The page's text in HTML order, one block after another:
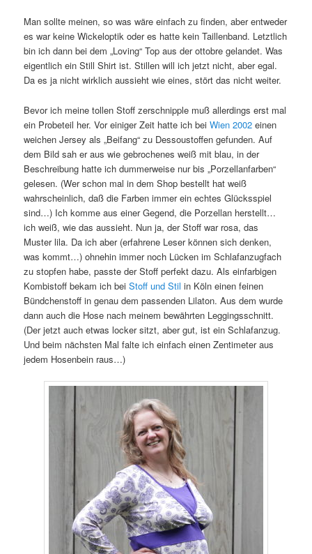
Man sollte meinen, so was wäre einfach zu finden, aber entweder
es war keine Wickeloptik oder es hatte kein Taillenband. Letztlich
bin ich dann bei dem „Loving“ Top aus der ottobre gelandet. Was
eigentlich ein Still Shirt ist. Stillen will ich jetzt nicht, aber egal.
Da es ja nicht wirklich aussieht wie eines, stört das nicht weiter.
Bevor ich meine tollen Stoff zerschnipple muß allerdings erst mal
ein Probeteil her. Vor einiger Zeit hatte ich beiWien 2002 einen
weichen Jersey als „Beifang“ zu Dessoustoffen gefunden. Auf
dem Bild sah er aus wie gebrochenes weiß mit blau, in der
Beschreibung hatte ich dummerweise nur bis „Porzellanfarben“
gelesen. (Wer schon mal in dem Shop bestellt hat weiß
wahrscheinlich, daß die Farben immer ein echtes Glücksspiel
sind…) Ich komme aus einer Gegend, die Porzellan herstellt…
ich weiß, wie das aussieht. Nun ja, der Stoff war rosa, das
Muster lila. Da ich aber (erfahrene Leser können sich denken,
was kommt…) ohnehin immer noch Lücken im Schlafanzugfach
zu stopfen habe, passte der Stoff perfekt dazu. Als einfarbigen
Kombistoff bekam ich beiStoff und Stilin Köln einen feinen
Bündchenstoff in genau dem passenden Lilaton. Aus dem wurde
dann auch die Hose nach meinem bewährten Leggingsschnitt.
(Der jetzt auch etwas locker sitzt, aber gut, ist ein Schlafanzug.
Und beim nächsten Mal falte ich einfach einen Zentimeter aus
jedem Hosenbein raus…)